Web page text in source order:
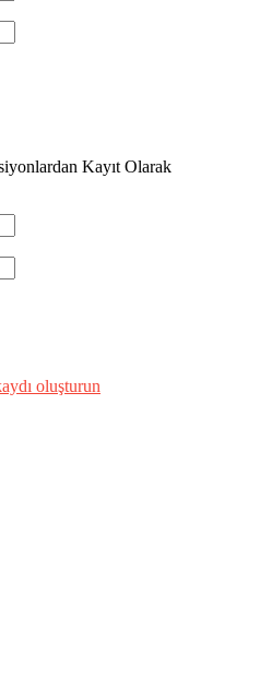
Kayıt Olarak
oluşturun